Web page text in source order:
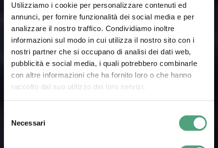
Utilizziamo i cookie per personalizzare contenuti ed
annunci, per fornire funzionalità dei social media e per
analizzare il nostro traffico. Condividiamo inoltre
informazioni sul modo in cui utilizza il nostro sito con i
nostri partner che si occupano di analisi dei dati web,
pubblicità e social media, i quali potrebbero combinarle
con altre informazioni che ha fornito loro o che hanno
raccolto dal suo utilizzo dei loro servizi.
delNecessari
ADVANCED
TOOLCHAIN
FOR LITHIUM
BATTERIES: